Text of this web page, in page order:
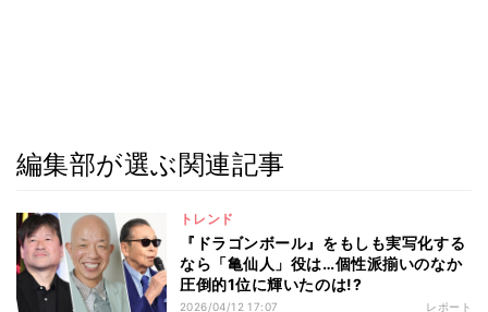
編集部が選ぶ関連記事
トレンド
『ドラゴンボール』をもしも実写化する
なら「亀仙人」役は…個性派揃いのなか
圧倒的1位に輝いたのは!?
2026/04/12 17:07 レポート